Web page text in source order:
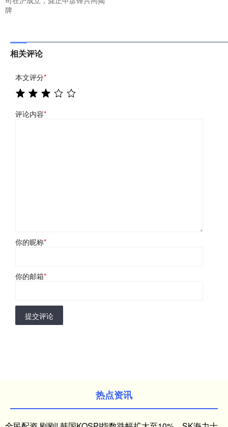
牌
相关评论
本文评分*
评论内容*
你的昵称*
你的邮箱*
提交评论
热点资讯